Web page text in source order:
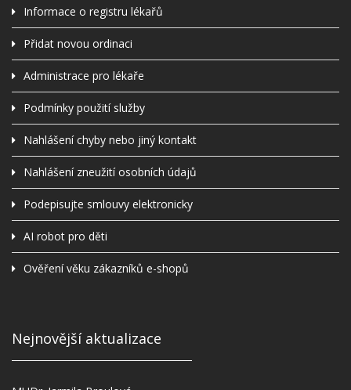
Informace o registru lékařů
Přidat novou ordinaci
Administrace pro lékaře
Podmínky použití služby
Nahlášení chyby nebo jiný kontakt
Nahlášení zneužití osobních údajů
Podepisujte smlouvy elektronicky
AI robot pro děti
Ověření věku zákazníků e-shopů
Nejnovější aktualizace